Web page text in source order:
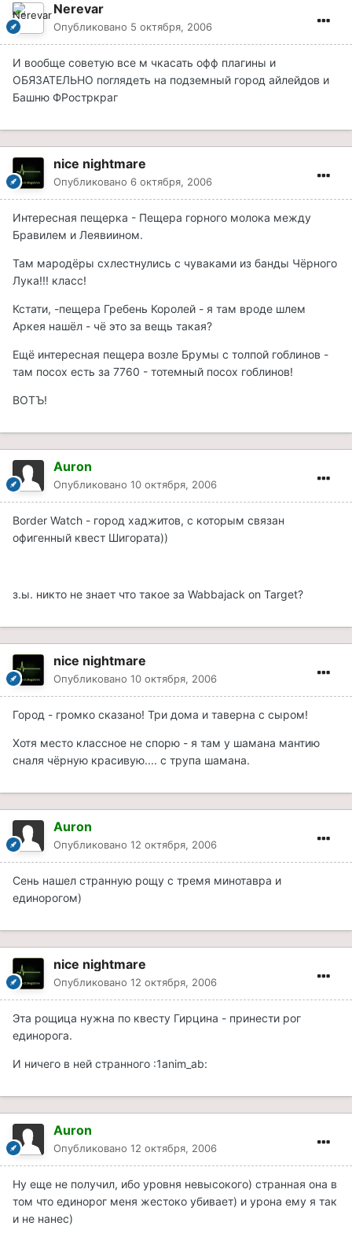
Nerevar
Опубликовано 5 октября, 2006
И вообще советую все м чкасать офф плагины и
ОБЯЗАТЕЛЬНО поглядеть на подземный город айлейдов и
Башню ФРостркраг
nice nightmare
Опубликовано 6 октября, 2006
Интересная пещерка - Пещера горного молока между
Бравилем и Леявиином.
Там мародёры схлестнулись с чуваками из банды Чёрного
Лука!!! класс!
Кстати, -пещера Гребень Королей - я там вроде шлем
Аркея нашёл - чё это за вещь такая?
Ещё интересная пещера возле Брумы с толпой гоблинов -
там посох есть за 7760 - тотемный посох гоблинов!
ВОТЪ!
Auron
Опубликовано 10 октября, 2006
Border Watch - город хаджитов, с которым связан
офигенный квест Шигората))
з.ы. никто не знает что такое за Wabbajack on Target?
nice nightmare
Опубликовано 10 октября, 2006
Город - громко сказано! Три дома и таверна с сыром!
Хотя место классное не спорю - я там у шамана мантию
сналя чёрную красивую.... с трупа шамана.
Auron
Опубликовано 12 октября, 2006
Сень нашел странную рощу с тремя минотавра и
единорогом)
nice nightmare
Опубликовано 12 октября, 2006
Эта рощица нужна по квесту Гирцина - принести рог
единорога.
И ничего в ней странного :1anim_ab:
Auron
Опубликовано 12 октября, 2006
Ну еще не получил, ибо уровня невысокого) странная она в
том что единорог меня жестоко убивает) и урона ему я так
и не нанес)